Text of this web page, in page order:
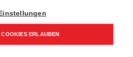
Einstellungen
ERLAUBEN